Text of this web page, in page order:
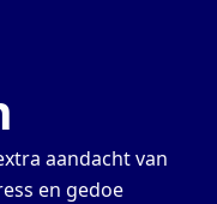
aandacht van
en gedoe